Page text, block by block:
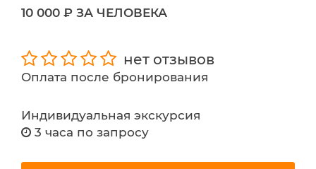
10 000 ₽ ЗА ЧЕЛОВЕКА
нет отзывов
Оплата после бронирования
Индивидуальная экскурсия
3 часа по запросу